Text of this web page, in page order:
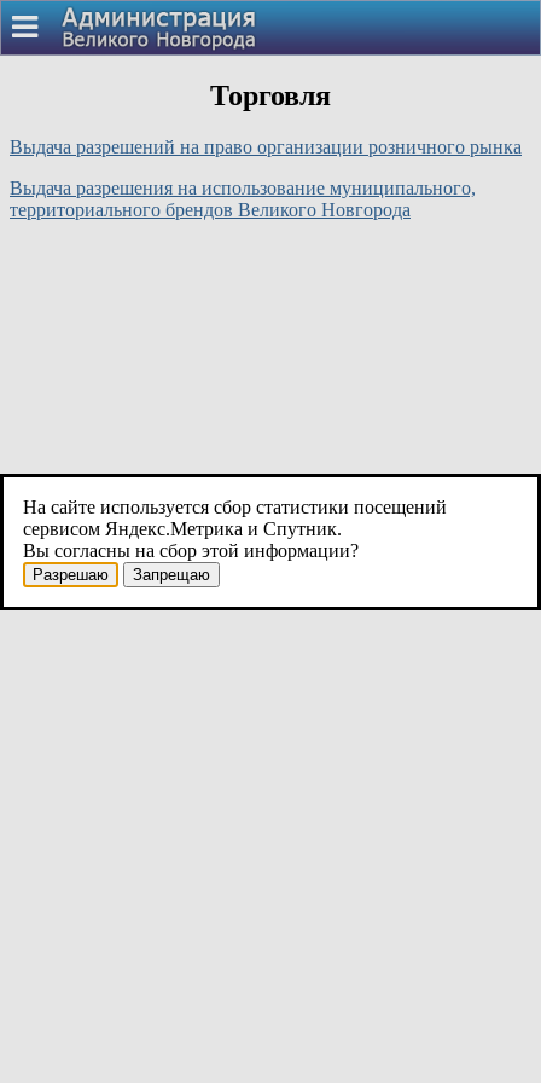
Торговля
Выдача разрешений на право организации розничного рынка
Выдача разрешения на использование муниципального,
территориального брендов Великого Новгорода
На сайте используется сбор статистики посещений
сервисом Яндекс.Метрика и Спутник.
Вы согласны на сбор этой информации?
Разрешаю Запрещаю